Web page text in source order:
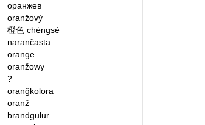
оранжев
oranžový
橙色chéngsè
narančasta
orange
oranžowy
?
oranĝkolora
oranž
brandgulur